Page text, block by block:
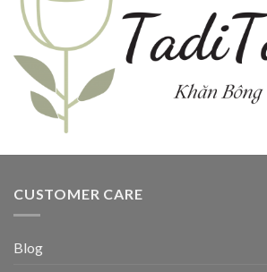
CUSTOMER CARE
Blog